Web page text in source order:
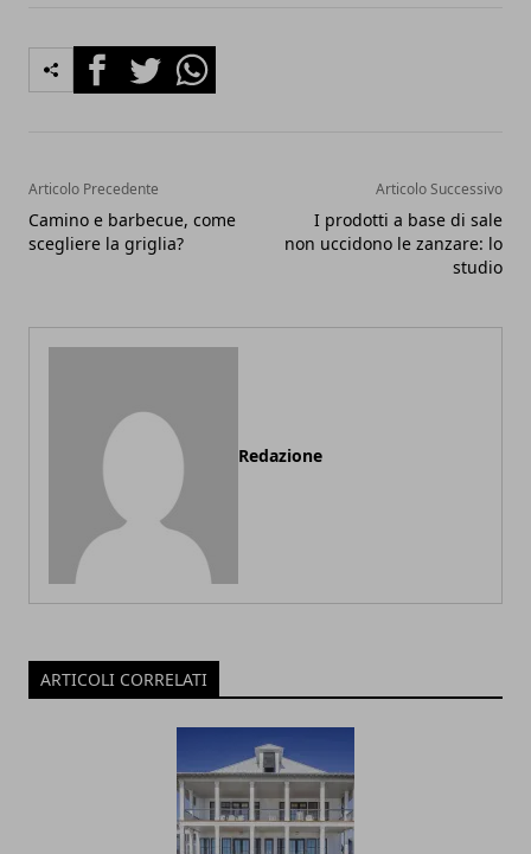
FacebookTwitterWhatsapp
Articolo Precedente
Camino e barbecue, come
scegliere la griglia?
Articolo Successivo
I prodotti a base di sale
non uccidono le zanzare: lo
studio
Redazione
ARTICOLI CORRELATI